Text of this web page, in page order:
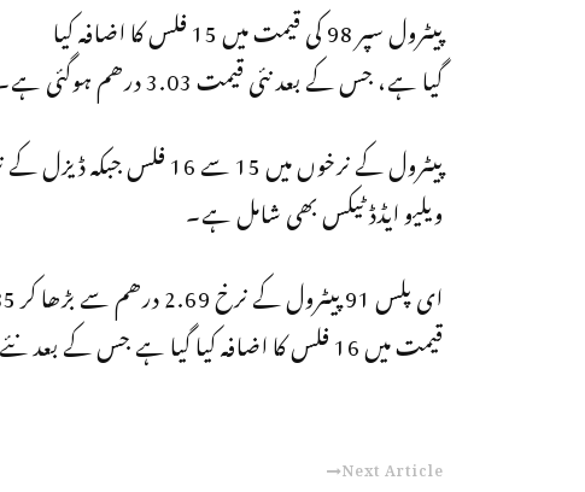
پیٹرول سپر 98 کی قیمت میں 15 فلس کا اضافہ کیا
گیا ہے، جس کے بعد نئی قیمت 3.03 درھم ہوگئی ہے۔
ویلیو ایڈڈ ٹیکس بھی شامل ہے۔
قیمت میں 16 فلس کا اضافہ کیا گیا ہے جس کے بعد نئے نرخ 2.92 درھم ہوگئے ہیں۔
Next Article